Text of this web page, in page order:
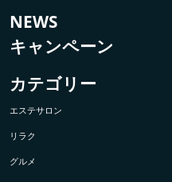
NEWS
キャンペーン
カテゴリー
エステサロン
リラク
グルメ